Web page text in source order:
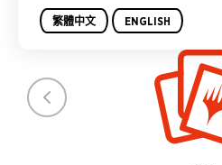
套牌數
繁體中文 ENGLISH